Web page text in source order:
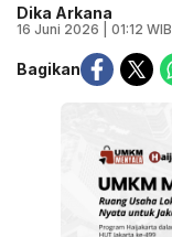
Dika Arkana
16 Juni 2026 | 01:12 WIB
Bagikan